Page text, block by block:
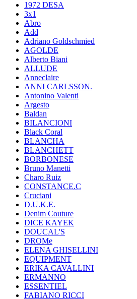
1972 DESA
3x1
Abro
Add
Adriano Goldschmied
AGOLDE
Alberto Biani
ALLUDE
Anneclaire
ANNI CARLSSON.
Antonino Valenti
Argesto
Baldan
BILANCIONI
Black Coral
BLANCHA
BLANCHETT
BORBONESE
Bruno Manetti
Charo Ruiz
CONSTANCE.C
Cruciani
D.U.K.E.
Denim Couture
DICE KAYEK
DOUCAL'S
DROMe
ELENA GHISELLINI
EQUIPMENT
ERIKA CAVALLINI
ERMANNO
ESSENTIEL
FABIANO RICCI